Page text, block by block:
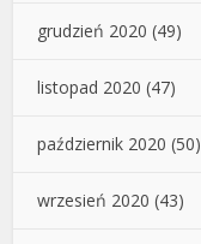
grudzień 2020 (49)
listopad 2020 (47)
październik 2020 (50)
wrzesień 2020 (43)